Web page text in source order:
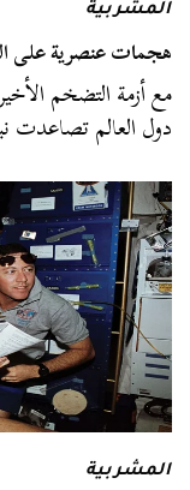
المشربية
هجمات عنصرية على
مع أزمة التضخم
دول العالم تصاعدت
المشربية